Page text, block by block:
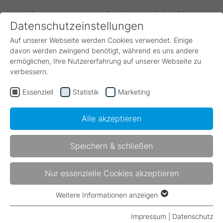
Zusammenwirken der beiden Geschäftsbereiche für Ihren Erfolg
Datenschutzeinstellungen
Auf unserer Webseite werden Cookies verwendet. Einige
davon werden zwingend benötigt, während es uns andere
ermöglichen, Ihre Nutzererfahrung auf unserer Webseite zu
verbessern.
Essenziell Statistik Marketing
Alle akzeptieren
Speichern & schließen
Nur essenzielle Cookies akzeptieren
Essenzielle Cookies werden für grundlegende Funktionen
Weitere Informationen anzeigen
Impressum Datenschutz